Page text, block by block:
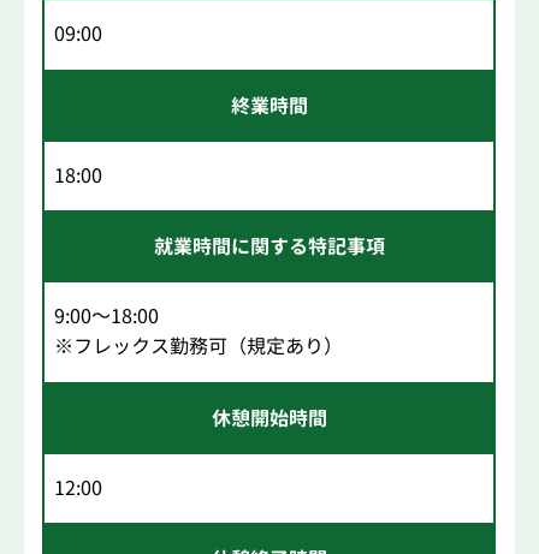
09:00
終業時間
18:00
就業時間に関する特記事項
9:00～18:00
※フレックス勤務可（規定あり）
休憩開始時間
12:00